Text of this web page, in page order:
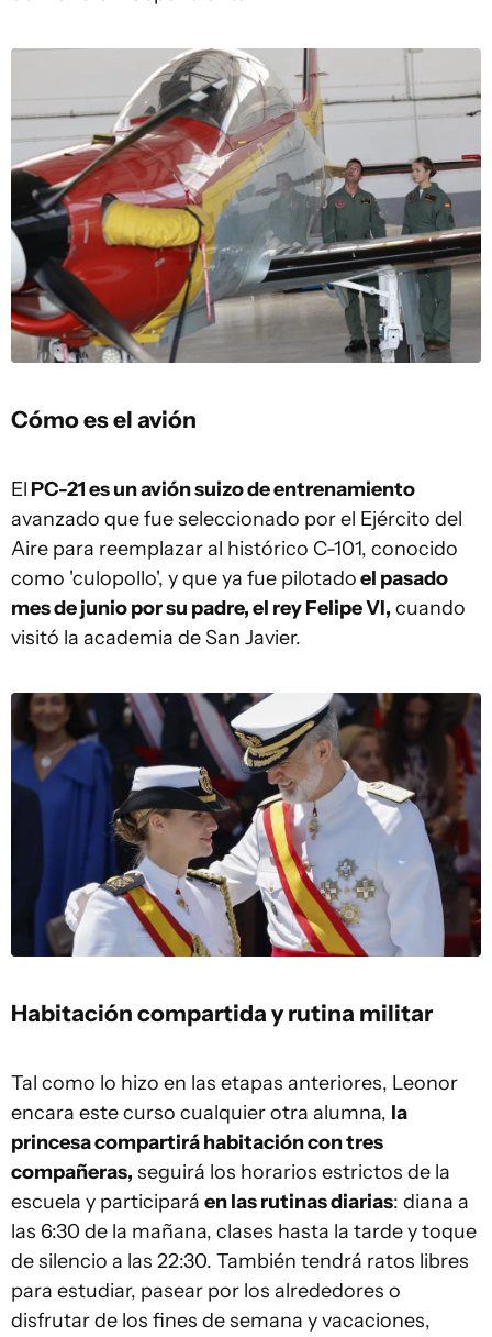
Cómo es el avión
El PC-21 es un avión suizo de entrenamiento
avanzado que fue seleccionado por el Ejército del
Aire para reemplazar al histórico C-101, conocido
como 'culopollo', y que ya fue pilotadoel pasado
mes de junio por su padre, el rey Felipe VI, cuando
visitó la academia de San Javier.
Habitación compartida y rutina militar
Tal como lo hizo en las etapas anteriores, Leonor
encara este curso cualquier otra alumna, la
princesa compartirá habitación con tres
compañeras, seguirá los horarios estrictos de la
escuela y participará en las rutinas diarias: diana a
las 6:30 de la mañana, clases hasta la tarde y toque
de silencio a las 22:30. También tendrá ratos libres
para estudiar, pasear por los alrededores o
disfrutar de los fines de semana y vacaciones,